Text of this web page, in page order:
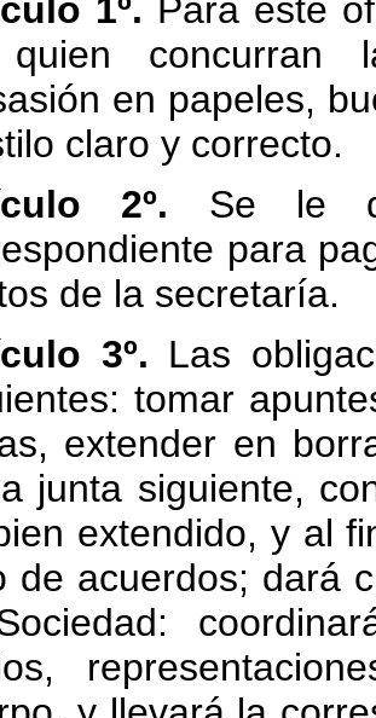
1º. Para este
concurran
en papeles,
claro y correcto.
2º. Se le
para
de la secretaría.
3º. Las
tomar
extender en
junta siguiente,
extendido, y al
de acuerdos; dará